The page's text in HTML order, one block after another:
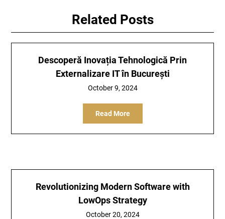
Related Posts
Descoperă Inovația Tehnologică Prin
Externalizare IT în București
October 9, 2024
Read More
Revolutionizing Modern Software with
LowOps Strategy
October 20, 2024